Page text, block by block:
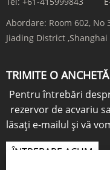
Abordare: Room 602, No
Jiading District ,Shanghai
TRIMITE O ANCHETĂ
Pentru întrebări
rezervor de acvariu
lăsați e-mailul și vă
ÎNTREBARE ACUM